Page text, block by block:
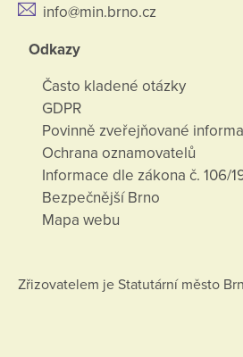
info@min.brno.cz
Odkazy
Často kladené otázky
GDPR
Povinně zveřejňované
Ochrana oznamovatelů
Informace dle zákona č. 106/
Bezpečnější Brno
Mapa webu
Zřizovatelem je Statutární město